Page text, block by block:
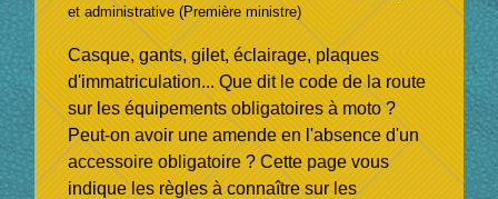
et administrative (Première ministre)
Casque, gants, gilet, éclairage, plaques
d'immatriculation... Que dit le code de la route
sur les équipements obligatoires à moto ?
Peut-on avoir une amende en l'absence d'un
accessoire obligatoire ? Cette page vous
indique les règles à connaître sur les